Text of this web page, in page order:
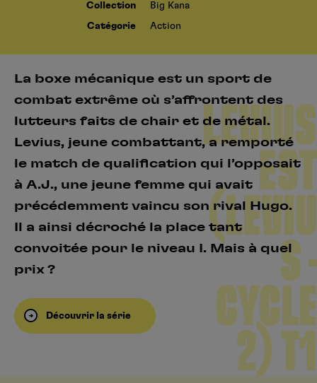
Collection Big Kana
Catégorie Action
La boxe mécanique est un sport de
combat extrême où s’affrontent des
lutteurs faits de chair et de métal.
Levius, jeune combattant, a remporté
le match de qualification qui l’opposait
à A.J., une jeune femme qui avait
précédemment vaincu son rival Hugo.
Il a ainsi décroché la place tant
convoitée pour le niveau I. Mais à quel
prix ?
Découvrir la série
LEVIUS
EST
(LEVIU
S –
CYCLE
2) T1